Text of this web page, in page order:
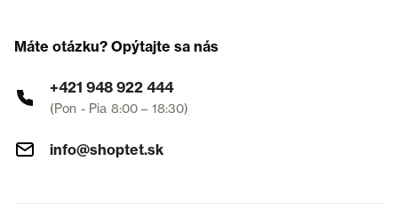
Máte otázku? Opýtajte sa nás
+421 948 922 444
(Pon - Pia 8:00 – 18:30)
info@shoptet.sk